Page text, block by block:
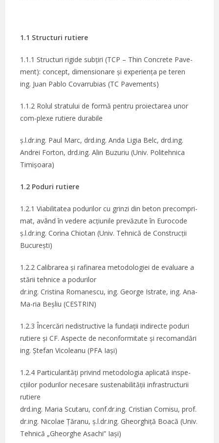
1.1 Structuri rutiere
1.1.1 Structuri rigide subțiri (TCP – Thin Concrete Pave-
ment): concept, dimensionare și experiența pe teren
ing. Juan Pablo Covarrubias (TC Pavements)
1.1.2 Rolul stratului de formă pentru proiectarea unor
com-plexe rutiere durabile
ș.l.dr.ing. Paul Marc, drd.ing. Anda Ligia Belc, drd.ing.
Andrei Forton, drd.ing. Alin Buzuriu (Univ. Politehnica
Timișoara)
1.2 Poduri rutiere
1.2.1 Viabilitatea podurilor cu grinzi din beton precompri-
mat, având în vedere acțiunile prevăzute în Eurocode
ș.l.dr.ing. Corina Chiotan (Univ. Tehnică de Construcții
București)
1.2.2 Calibrarea și rafinarea metodologiei de evaluare a
stării tehnice a podurilor
dr.ing. Cristina Romanescu, ing. George Istrate, ing. Ana-
Ma-ria Beșliu (CESTRIN)
1.2.3 Încercări nedistructive la fundații indirecte poduri
rutiere și CF. Aspecte de neconformitate și recomandări
ing. Ștefan Vicoleanu (PFA Iași)
1.2.4 Particularități privind metodologia aplicată inspe­
cțiilor podurilor necesare sustenabilității infrastructurii
rutiere
drd.ing. Maria Scutaru, conf.dr.ing. Cristian Comisu, prof.
dr.ing. Nicolae Țăranu, ș.l.dr.ing. Gheorghiță Boacă (Univ.
Tehnică „Gheorghe Asachi” Iași)